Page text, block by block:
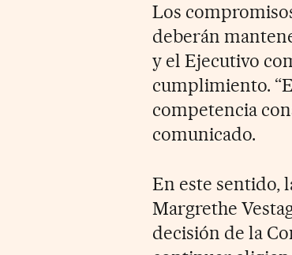
Los
deberán
y el Ejecutivo
cumplimiento.
competencia
comunicado.
En este sentido,
Margrethe
decisión de la